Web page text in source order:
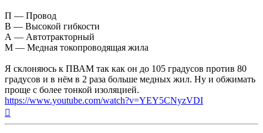
П — Провод
В — Высокой гибкости
А — Автотракторный
М — Медная токопроводящая жила
Я склоняюсь к ПВАМ так как он до 105 градусов против 80
градусов и в нём в 2 раза больше медных жил. Ну и обжимать
проще с более тонкой изоляцией.
https://www.youtube.com/watch?v=YEY5CNyzVDI